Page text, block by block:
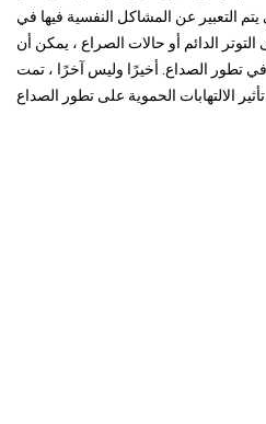
التعبير عن المشاكل النفسية فيها في
الدائم أو حالات الصراع ، يمكن أن
تطور الصداع. أخيرًا وليس آخرًا ، تمت